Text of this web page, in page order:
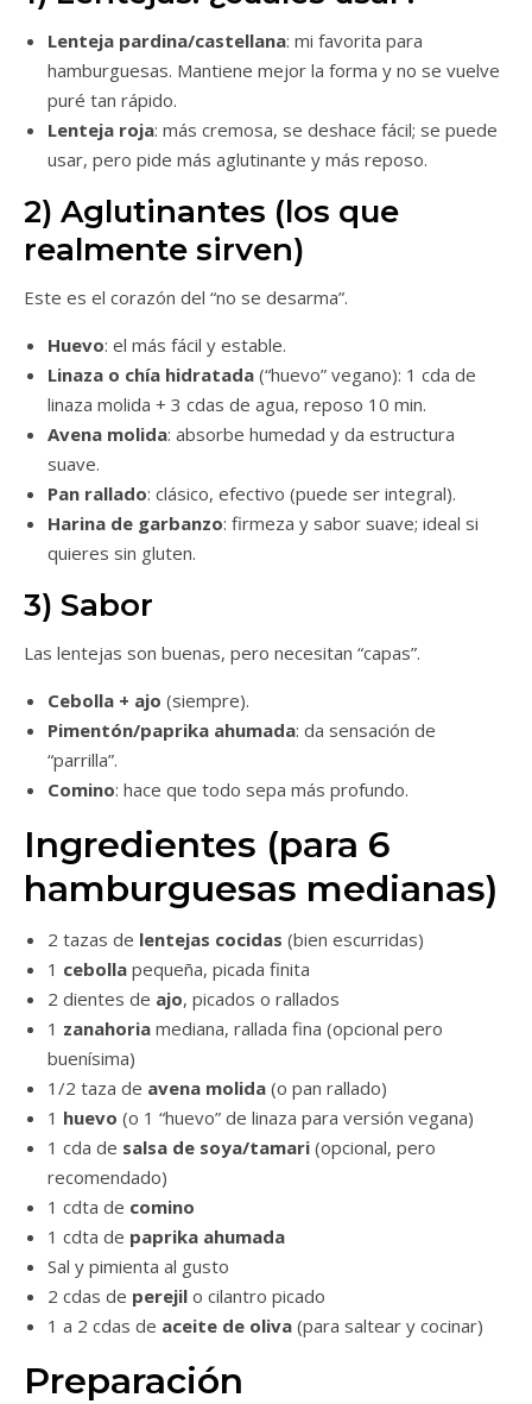
Lenteja pardina/castellana: mi favorita para
hamburguesas. Mantiene mejor la forma y no se vuelve
puré tan rápido.
Lenteja roja: más cremosa, se deshace fácil; se puede
usar, pero pide más aglutinante y más reposo.
2) Aglutinantes (los que
realmente sirven)
Este es el corazón del “no se desarma”.
Huevo: el más fácil y estable.
Linaza o chía hidratada (“huevo” vegano): 1 cda de
linaza molida + 3 cdas de agua, reposo 10 min.
Avena molida: absorbe humedad y da estructura
suave.
Pan rallado: clásico, efectivo (puede ser integral).
Harina de garbanzo: firmeza y sabor suave; ideal si
quieres sin gluten.
3) Sabor
Las lentejas son buenas, pero necesitan “capas”.
Cebolla + ajo (siempre).
Pimentón/paprika ahumada: da sensación de
“parrilla”.
Comino: hace que todo sepa más profundo.
Ingredientes (para 6
hamburguesas medianas)
2 tazas de lentejas cocidas (bien escurridas)
1 cebolla pequeña, picada finita
2 dientes de ajo, picados o rallados
1 zanahoria mediana, rallada fina (opcional pero
buenísima)
1/2 taza de avena molida (o pan rallado)
1 huevo (o 1 “huevo” de linaza para versión vegana)
1 cda de salsa de soya/tamari (opcional, pero
recomendado)
1 cdta de comino
1 cdta de paprika ahumada
Sal y pimienta al gusto
2 cdas de perejil o cilantro picado
1 a 2 cdas de aceite de oliva (para saltear y cocinar)
Preparación